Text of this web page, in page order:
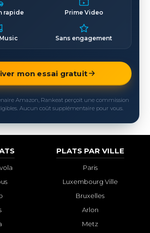
rapide Prime Video
Sans engagement
mon essai gratuit
Amazon, Rankeat perçoit une commission
Aucun coût supplémentaire pour vous.
PLATS PAR VILLE
Paris
Luxembourg Ville
Bruxelles
Arlon
Metz